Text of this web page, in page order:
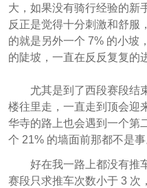
大，如果没有骑行经验的新
反正是觉得十分刺激和舒服
的就是另外一个 7% 的小坡
的陡坡，一直在反反复复的
尤其是到了西段赛段结
楼往里走，一直走到顶会迎
华寺的路上也会遇到一个第
个 21% 的墙面前那都不是事
好在我一路上都没有推
赛段只求推车次数小于 3 次